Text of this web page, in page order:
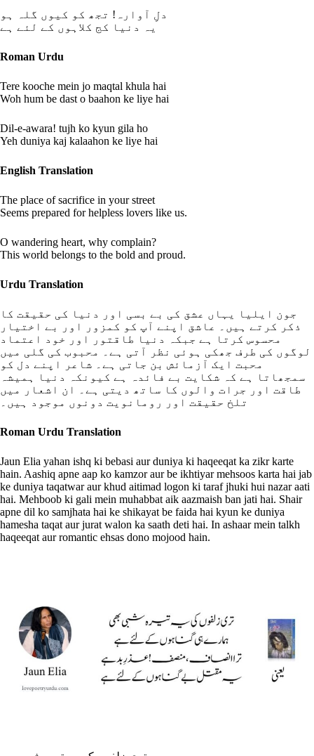
دلِ آوارہ! تجھ کو کیوں گلہ ہو
یہ دنیا کج کلاہوں کے لئے ہے
Roman Urdu
Tere kooche mein jo maqtal khula hai
Woh hum be dast o baahon ke liye hai
Dil-e-awara! tujh ko kyun gila ho
Yeh duniya kaj kalaahon ke liye hai
English Translation
The place of sacrifice in your street
Seems prepared for helpless lovers like us.
O wandering heart, why complain?
This world belongs to the bold and proud.
Urdu Translation
جون ایلیا یہاں عشق کی بے بسی اور دنیا کی حقیقت کا
ذکر کرتے ہیں۔ عاشق اپنے آپ کو کمزور اور بے اختیار
محسوس کرتا ہے جبکہ دنیا طاقتور اور خود اعتماد
لوگوں کی طرف جھکی ہوئی نظر آتی ہے۔ محبوب کی گلی میں
محبت ایک آزمائش بن جاتی ہے۔ شاعر اپنے دل کو
سمجھاتا ہے کہ شکایت بے فائدہ ہے کیونکہ دنیا ہمیشہ
طاقت اور جرات والوں کا ساتھ دیتی ہے۔ ان اشعار میں
تلخ حقیقت اور رومانویت دونوں موجود ہیں۔
Roman Urdu Translation
Jaun Elia yahan ishq ki bebasi aur duniya ki haqeeqat ka zikr karte
hain. Aashiq apne aap ko kamzor aur be ikhtiyar mehsoos karta hai jab
ke duniya taqatwar aur khud aitimad logon ki taraf jhuki hui nazar aati
hai. Mehboob ki gali mein muhabbat aik aazmaish ban jati hai. Shair
apne dil ko samjhata hai ke shikayat be faida hai kyun ke duniya
hamesha taqat aur jurat walon ka saath deti hai. In ashaar mein talkh
haqeeqat aur romantic ehsas dono mojood hain.